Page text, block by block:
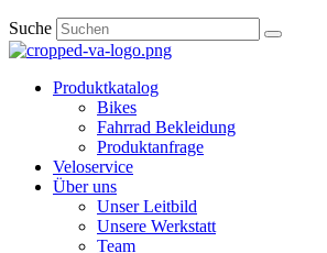
Suche
Produktkatalog
Bikes
Fahrrad Bekleidung
Produktanfrage
Veloservice
Über uns
Unser Leitbild
Unsere Werkstatt
Team